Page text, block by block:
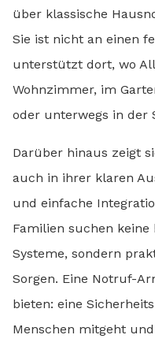
über klassische
Sie ist nicht an einen
unterstützt dort, wo
Wohnzimmer, im
oder unterwegs in der
Darüber hinaus zeigt
auch in ihrer klaren
und einfache
Familien suchen
Systeme, sondern
Sorgen. Eine Notruf-
bieten: eine
Menschen mitgeht